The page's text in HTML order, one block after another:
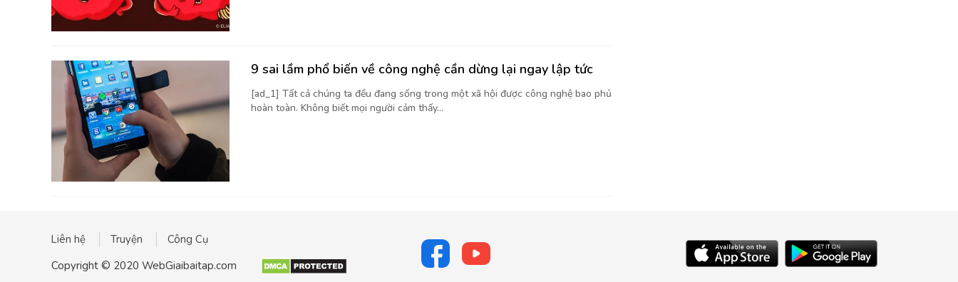
9 sai lầm phổ biến về công nghệ cần dừng lại ngay lập tức
[ad_1] Tất cả chúng ta đều đang sống trong một xã hội được công nghệ bao phủ
hoàn toàn. Không biết mọi người cảm thấy...
Liên hệ Truyện
Công Cụ
Copyright © 2020 WebGiaibaitap.com